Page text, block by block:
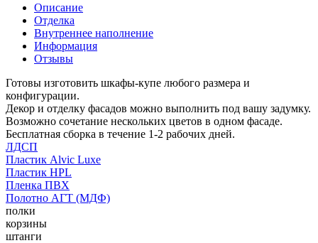
Описание
Отделка
Внутреннее наполнение
Информация
Отзывы
Готовы изготовить шкафы-купе любого размера и
конфигурации.
Декор и отделку фасадов можно выполнить под вашу задумку.
Возможно сочетание нескольких цветов в одном фасаде.
Бесплатная сборка в течение 1-2 рабочих дней.
ЛДСП
Пластик Alvic Luxe
Пластик HPL
Пленка ПВХ
Полотно АГТ (МДФ)
полки
корзины
штанги